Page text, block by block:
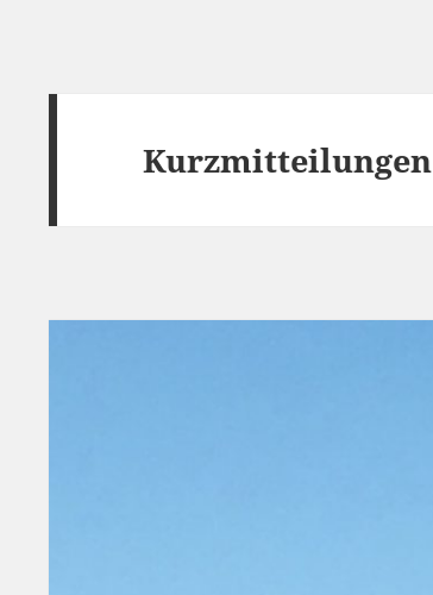
Kurzmitteilungen